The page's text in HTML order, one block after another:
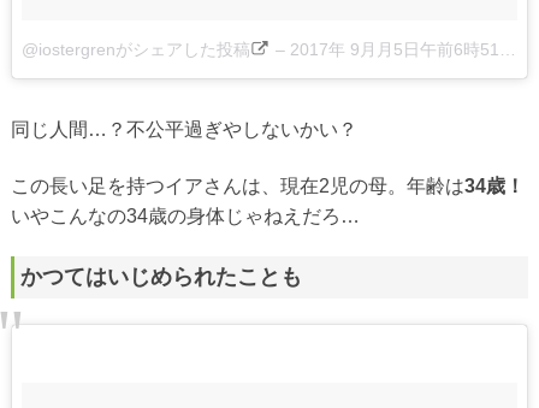
@iostergrenがシェアした投稿 – 2017年 9月月5日午前6時51分PDT
同じ人間…？不公平過ぎやしないかい？
この長い足を持つイアさんは、現在2児の母。年齢は34歳！
いやこんなの34歳の身体じゃねえだろ…
かつてはいじめられたことも